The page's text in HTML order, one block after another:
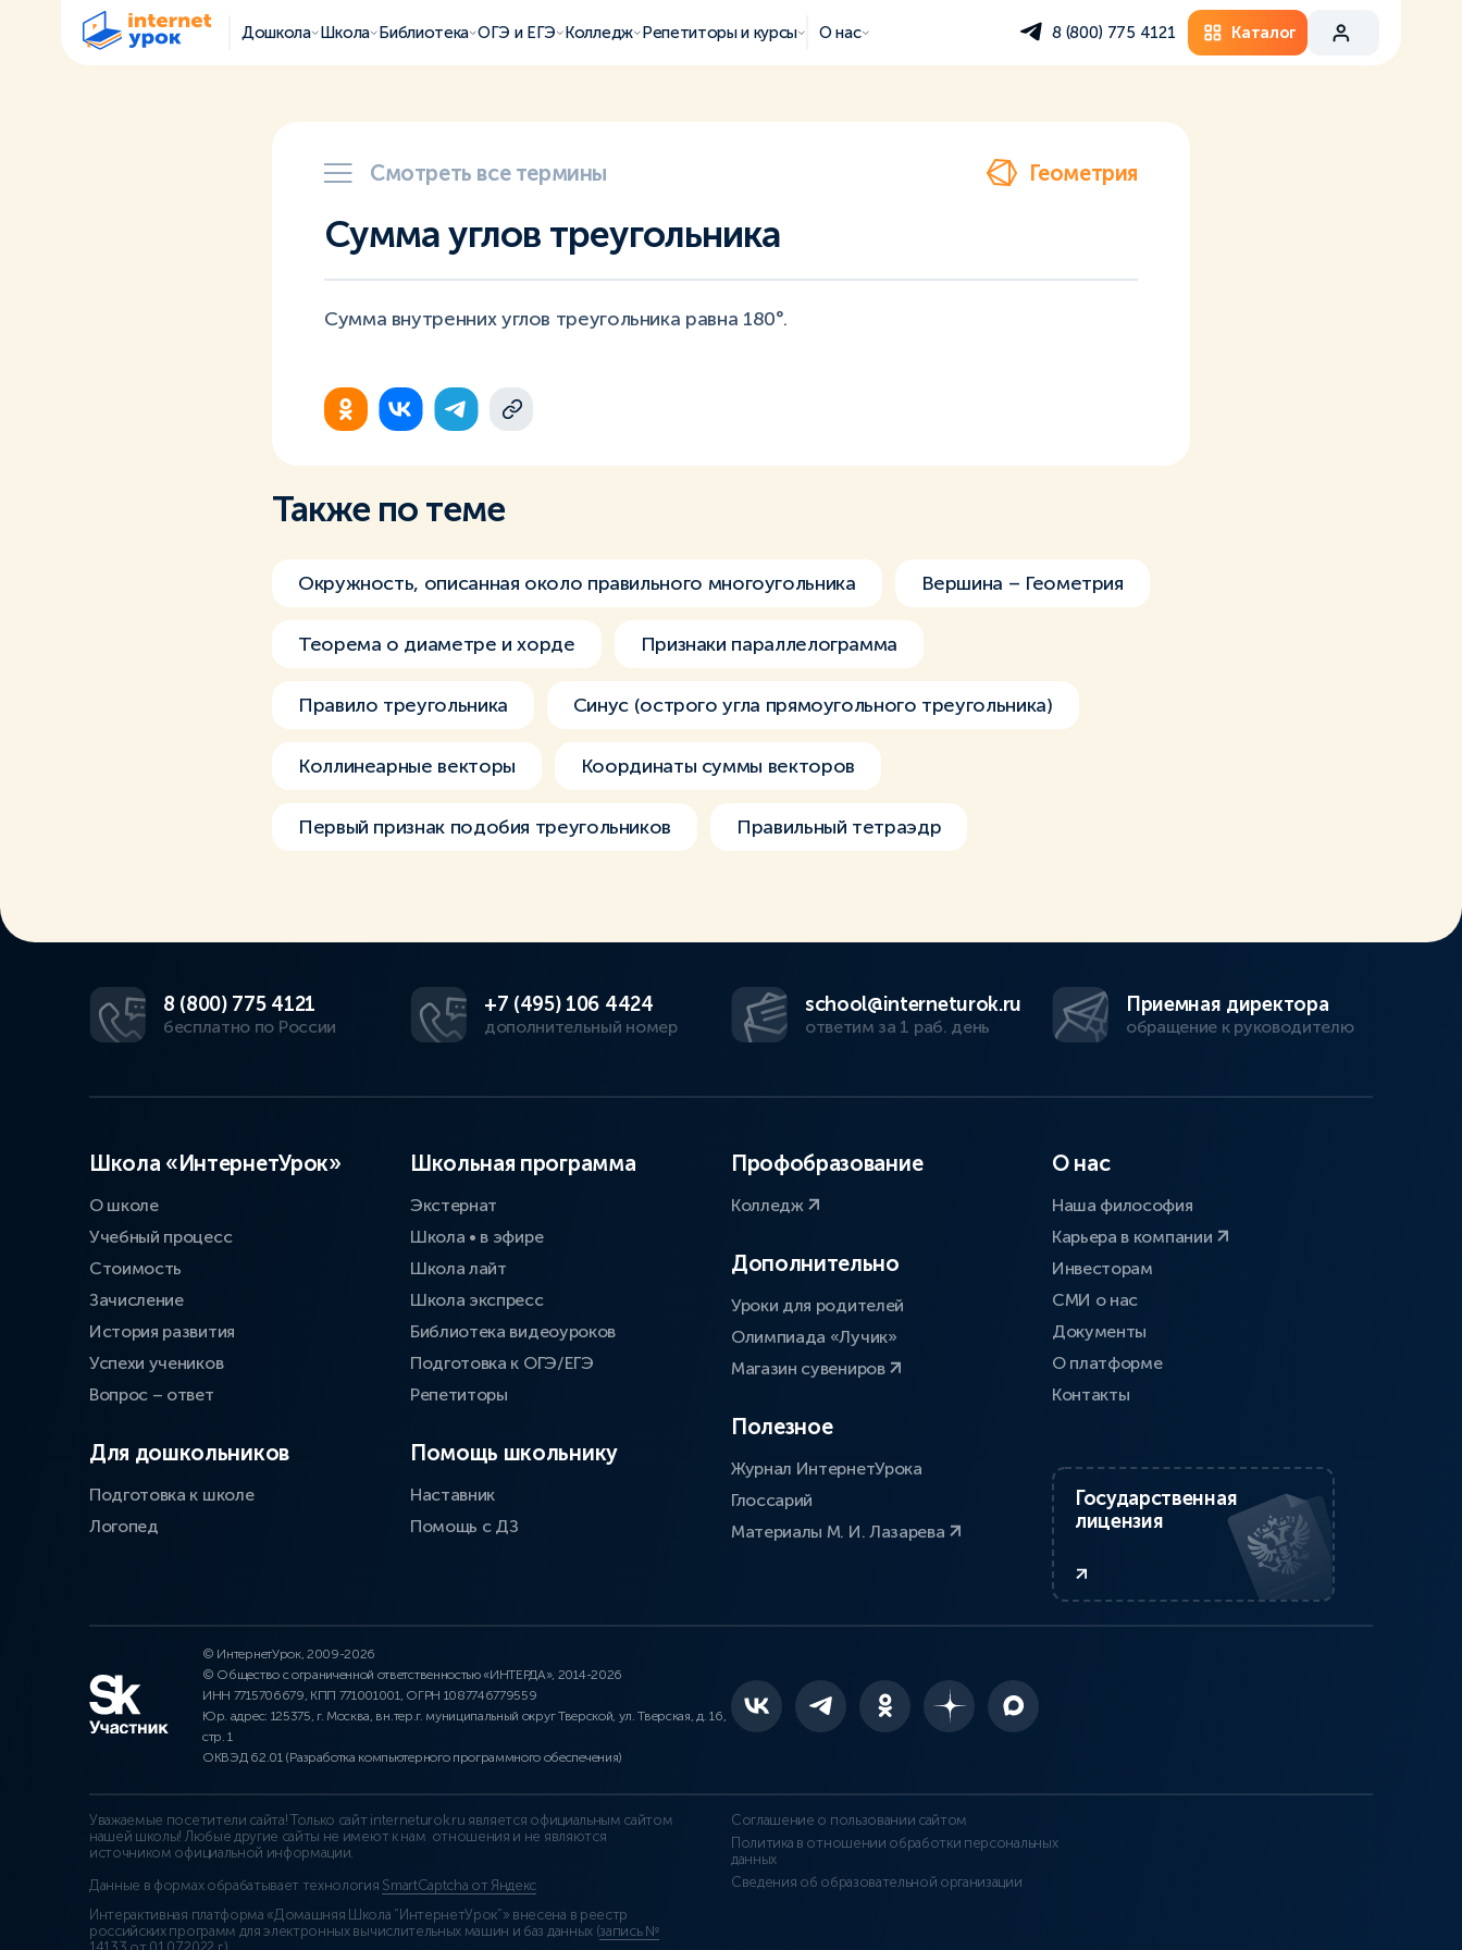
Дошкола Школа Библиотека ОГЭ и ЕГЭ Колледж Репетиторы и курсы О нас 8 (800) 775 4121 Каталог
Смотреть все термины Геометрия
Сумма углов треугольника
Сумма внутренних углов треугольника равна 180°.
Также по теме
Окружность, описанная около правильного многоугольника Вершина – Геометрия
Теорема о диаметре и хорде Признаки параллелограмма
Правило треугольника Синус (острого угла прямоугольного треугольника)
Коллинеарные векторы Координаты суммы векторов
Первый признак подобия треугольников Правильный тетраэдр
8 (800) 775 4121
бесплатно по России
+7 (495) 106 4424
дополнительный номер
school@interneturok.ru
ответим за 1 раб. день
Приемная директора
обращение к руководителю
Школа «ИнтернетУрок»
О школе
Учебный процесс
Стоимость
Зачисление
История развития
Успехи учеников
Вопрос – ответ
Для дошкольников
Подготовка к школе
Логопед
Школьная программа
Экстернат
Школа • в эфире
Школа лайт
Школа экспресс
Библиотека видеоуроков
Подготовка к ОГЭ/ЕГЭ
Репетиторы
Помощь школьнику
Наставник
Помощь с ДЗ
Профобразование
Колледж
Дополнительно
Уроки для родителей
Олимпиада «Лучик»
Магазин сувениров
Полезное
Журнал ИнтернетУрока
Глоссарий
Материалы М. И. Лазарева
О нас
Наша философия
Карьера в компании
Инвесторам
СМИ о нас
Документы
О платформе
Контакты
Государственная
лицензия
© ИнтернетУрок, 2009-2026
© Общество с ограниченной ответственностью «ИНТЕРДА», 2014-2026
ИНН 7715706679, КПП 771001001, ОГРН 1087746779559
Юр. адрес: 125375, г. Москва, вн.тер.г. муниципальный округ Тверской, ул. Тверская, д. 16,
стр. 1
ОКВЭД 62.01 (Разработка компьютерного программного обеспечения)
Уважаемые посетители сайта! Только сайт interneturok.ru является официальным сайтом
нашей школы! Любые другие сайты не имеют к нам отношения и не являются
источником официальной информации.
Данные в формах обрабатывает технология SmartCaptcha от Яндекс
Интерактивная платформа «Домашняя Школа “ИнтернетУрок”» внесена в реестр
российских программ для электронных вычислительных машин и баз данных (запись №
Соглашение о пользовании сайтом
Политика в отношении обработки персональных
данных
Сведения об образовательной организации